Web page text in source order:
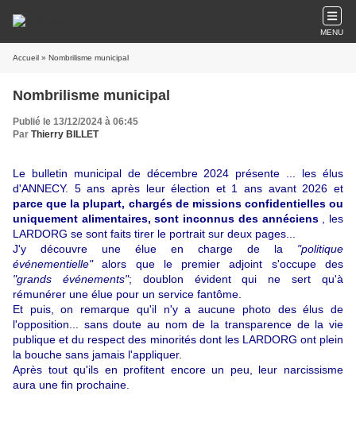
MENU
Accueil » Nombrilisme municipal
Nombrilisme municipal
Publié le 13/12/2024 à 06:45
Par Thierry BILLET
Le bulletin municipal de décembre 2024 présente ... les élus
d'ANNECY. 5 ans après leur élection et 1 ans avant 2026 et
parce que la plupart, chargés de missions confidentielles ou
uniquement alimentaires, sont inconnus des annéciens, les
LARDORG se sont faits tirer le portrait sur deux pages...
J'y découvre une élue en charge de la "politique
événementielle"alors quele premier adjoint s'occupe des
"grands événements"; doublon évident qui ne sert qu'à
rémunérer une élue pour un service fantôme.
Et puis, on remarque qu'il n'y a aucune photo des élus de
l'opposition... sans doute au nom de la transparence de la vie
publique et du respect des minorités dont les LARDORG ont plein
la bouche sans jamais l'appliquer.
Après tout qu'ils en profitent encore un peu, leur narcissisme
aura une fin prochaine.